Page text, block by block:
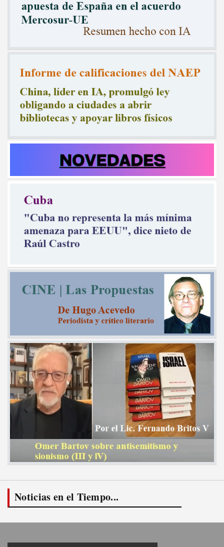
Noticias en el Tiempo...